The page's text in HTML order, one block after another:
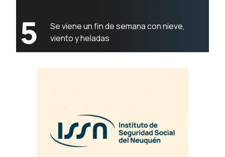
5
Se viene un fin de semana con nieve,
viento y heladas